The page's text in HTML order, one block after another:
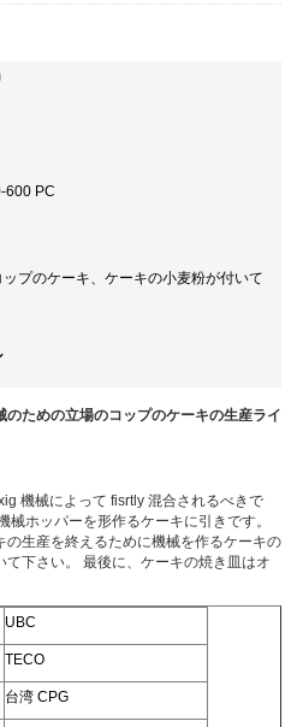
600 PC
プのケーキ、ケーキの小麦粉が付いて
ための立場のコップのケーキの生産ライ
機械によって fisrtly 混合されるべきで
ホッパーを形作るケーキに引きです。
生産を終えるために機械を作るケーキの
下さい。 最後に、ケーキの焼き皿はオ
UBC
TECO
台湾 CPG